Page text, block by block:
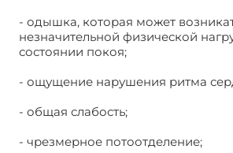
- одышка, которая может
незначительной физической
состоянии покоя;
- ощущение нарушения ритма
- общая слабость;
- чрезмерное потоотделение;